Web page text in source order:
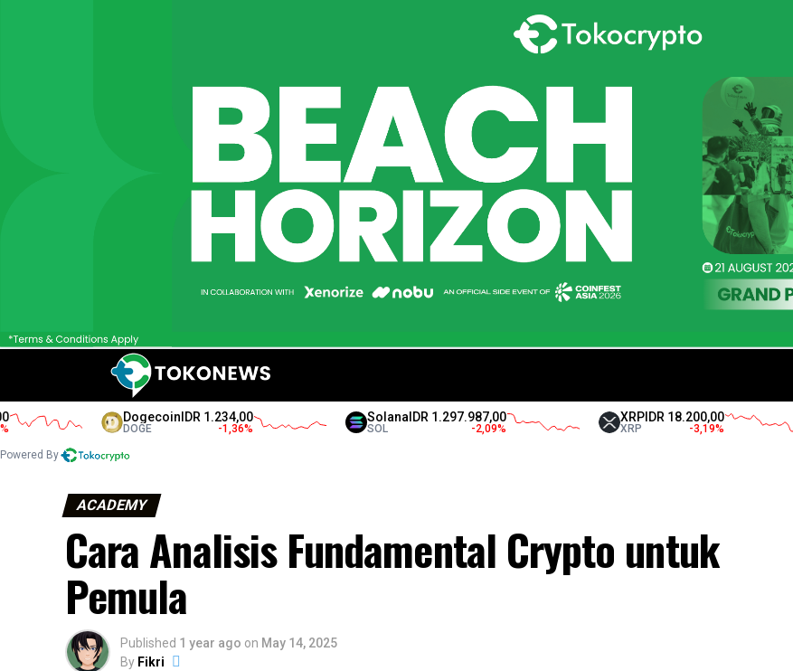
DogecoinIDR 1.234,00
DOGE
SolanaIDR 1.297.987,00
SOL
XRPIDR 18.200,00
XRP
Powered By
ACADEMY
Cara Analisis Fundamental Crypto untuk
Pemula
Published 1 year ago on May 14, 2025
By Fikri